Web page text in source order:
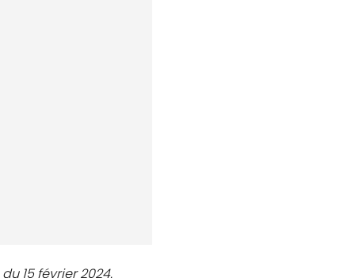
15 février 2024.